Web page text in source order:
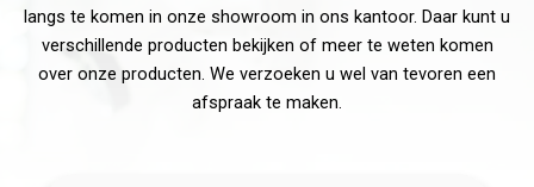
langs te komen in onze showroom in ons kantoor. Daar kunt u
verschillende producten bekijken of meer te weten komen
over onze producten. We verzoeken u wel van tevoren een
afspraak te maken.